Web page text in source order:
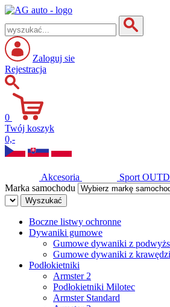
Zaloguj sie
Rejestracja
0
Twój koszyk
0,-
Akcesoria Sport
Marka samochodu
Wyszukać
Boczne listwy ochronne
Dywaniki gumowe
Gumowe dywaniki z
Gumowe dywaniki z
Podłokietniki
Armster 2
Podłokietniki Milotec
Armster Standard